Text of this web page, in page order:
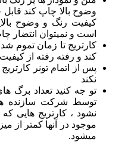
وضوح بالا چاپ کند
کیفیت رنگ و وضوح
است و نمیتوان انتضار
کارتریج تا زمان تموم
کند و رفته رفته از
پس از اتمام تونر
نکند
تو جه کنید تعداد
توسط شرکت سازنده
نشود ، کارتریج هایی که
موجود در آنها کمتر از
میشود.